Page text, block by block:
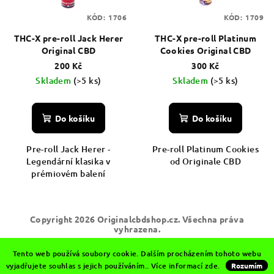
Tento web používá soubory cookie. Dalším procházením tohoto webu
vyjadřujete souhlas s jejich používáním.. Více informacízde. Rozumím
THC-X pre-roll Jack Herer
Original CBD
200 Kč
Skladem (>5 ks)
Do košíku
Pre-roll Jack Herer -
Legendární klasika v
prémiovém balení
KÓD: 1706
THC-X pre-roll Platinum
Cookies Original CBD
300 Kč
Skladem (>5 ks)
Do košíku
Pre-roll Platinum Cookies
od Originale CBD
KÓD: 1709
a
Copyright 2026 Originalcbdshop.cz. Všechna práva
vyhrazena.
Vytvořil Shoptet